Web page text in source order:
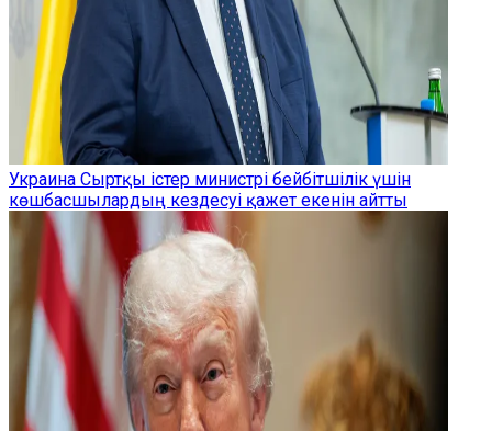
Украина Сыртқы істер министрі бейбітшілік үшін
көшбасшылардың кездесуі қажет екенін айтты